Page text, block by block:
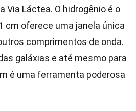
Via Láctea. O hidrogênio é o
cm oferece uma janela única
comprimentos de onda.
galáxias e até mesmo para
é uma ferramenta poderosa